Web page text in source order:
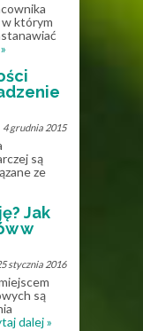
jak
z
temu
More
którym
4 grudnia 2015
są
ze
Jak
w
stycznia 2016
są
dalej »